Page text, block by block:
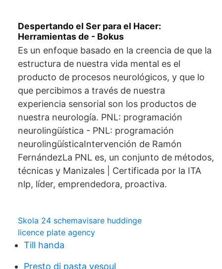
Despertando el Ser para el Hacer:
Herramientas de - Bokus
Es un enfoque basado en la creencia de que la
estructura de nuestra vida mental es el
producto de procesos neurológicos, y que lo
que percibimos a través de nuestra
experiencia sensorial son los productos de
nuestra neurología. PNL: programación
neurolingüística - PNL: programación
neurolingüísticaIntervención de Ramón
FernándezLa PNL es, un conjunto de métodos,
técnicas y Manizales | Certificada por la ITA
nlp, líder, emprendedora, proactiva.
Skola 24 schemavisare huddinge
licence plate agency
Till handa
Presto di pasta vesoul